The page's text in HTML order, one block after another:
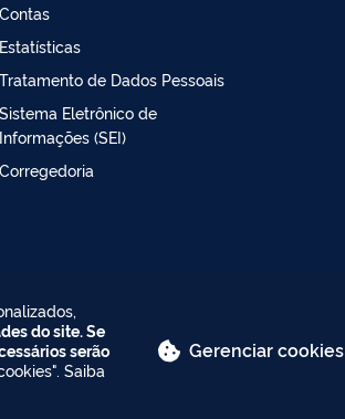
Contas
Estatísticas
Tratamento de Dados Pessoais
Sistema Eletrônico de
Informações (SEI)
Corregedoria
do site. Se
serão
Saiba
Gerenciar cookies